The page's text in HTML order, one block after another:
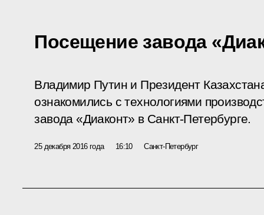
Посещение завода
Владимир Путин и Президент
ознакомились с технологиями
завода «Диаконт» в Санкт-Петербурге.
25 декабря 2016 года 16:10 Санкт-Петербург